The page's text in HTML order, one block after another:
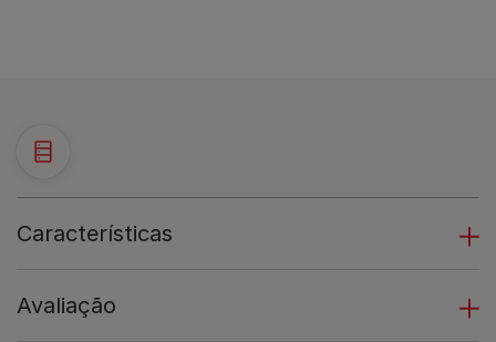
Características
Avaliação